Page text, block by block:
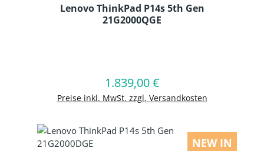
Lenovo ThinkPad P14s 5th Gen
21G2000QGE
Regulärer Preis:
1.839,00 €
Preise inkl. MwSt. zzgl. Versandkosten
In den Warenkorb
NEW IN